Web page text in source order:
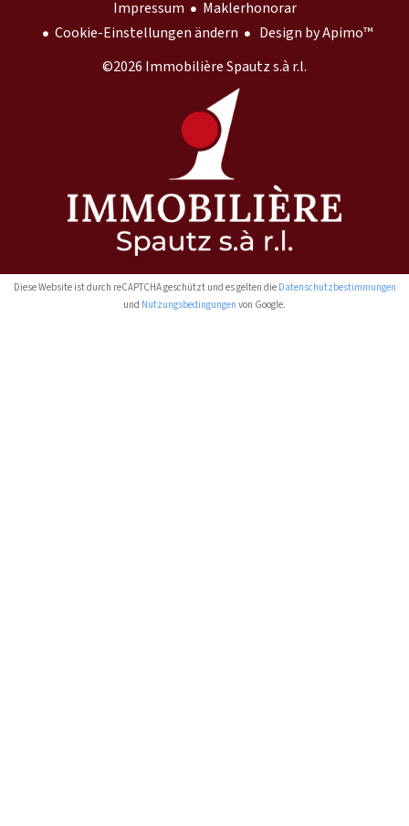
Impressum
Maklerhonorar
Cookie-Einstellungen ändern
Design byApimo™
©2026 Immobilière Spautz s.à r.l.
Diese Website ist durch reCAPTCHA geschützt und es gelten die Datenschutzbestimmungen
und Nutzungsbedingungen von Google.